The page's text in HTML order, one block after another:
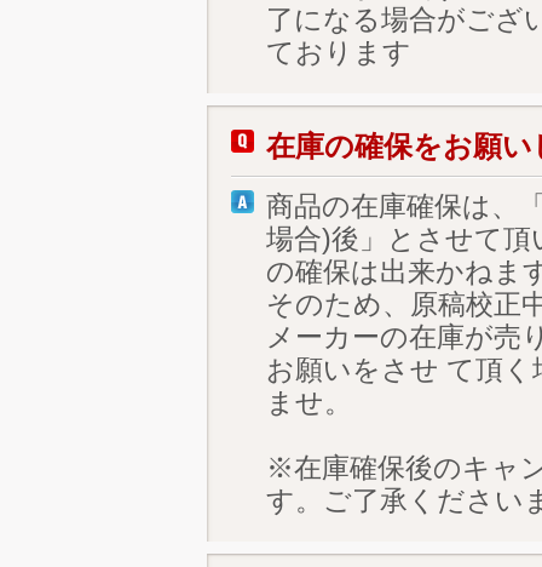
了になる場合がござ
ております
在庫の確保をお願
商品の在庫確保は、
場合)後」とさせて
の確保は出来かねま
そのため、原稿校正
メーカーの在庫が売
お願いをさせ て頂
ませ。
※在庫確保後のキャ
す。ご了承ください